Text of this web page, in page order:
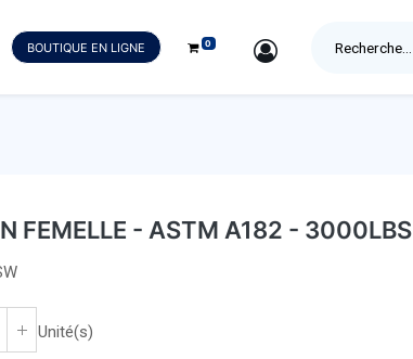
BOUTIQUE EN LIGNE 0 SIGN IN
FEMELLE - ASTM A182 - 3000LBS
Unité(s)